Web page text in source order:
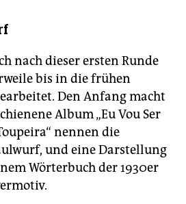
nach dieser ersten Runde
bis in die frühen
Den Anfang macht
Album „Eu Vou Ser
nennen die
und eine Darstellung
Wörterbuch der 1930er